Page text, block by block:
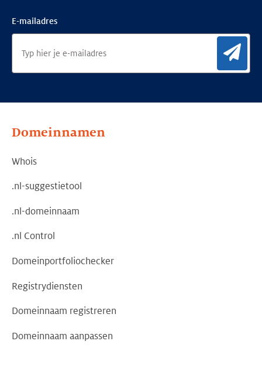
E-mailadres
Domeinnamen
Whois
.nl-suggestietool
.nl-domeinnaam
.nl Control
Domeinportfoliochecker
Registrydiensten
Domeinnaam registreren
Domeinnaam aanpassen